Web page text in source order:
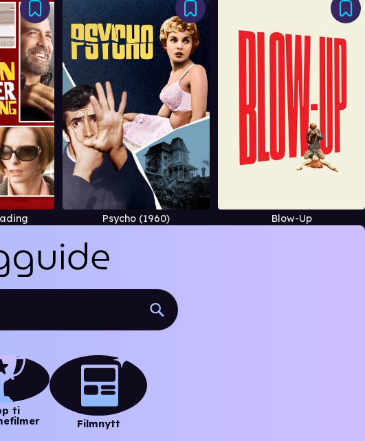
Psycho (1960) Blow-Up
ti
Filmnytt